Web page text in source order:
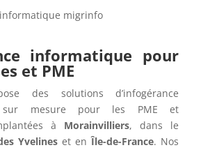
informatique pour
et PME
des solutions d’infogérance
sur mesure pour les PME et
à Morainvilliers, dans le
Yvelineset enÎle-de-France. Nos